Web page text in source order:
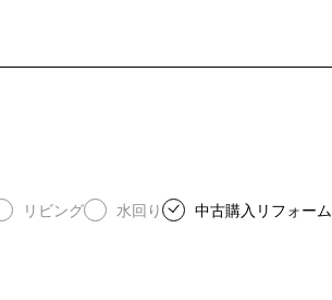
リビング 水回り 中古購入リフォーム